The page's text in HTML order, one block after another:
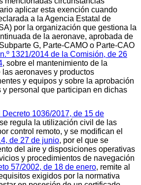
aplicar esta exención cuando
a la Agencia Estatal de
por la organización que gestiona la
de la aeronave, aprobada de
G, Parte-CAMO o Parte-CAO
1321/2014 de la Comisión, de 26
, sobre el mantenimiento de la
aeronaves y productos
y equipos y sobre la aprobación
personal que participan en dichas
Decreto 1036/2017, de 15 de
regula la utilización civil de las
control remoto, y se modifican el
de 27 de junio, por el que se
del aire y disposiciones operativas
y procedimientos de navegación
57/2002, de 18 de enero, remite al
exigidos por la normativa